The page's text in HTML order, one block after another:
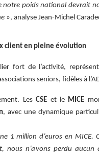
notre poids national devrait
», analyse Jean-Michel
client en pleine évolution
fort de l’activité,
seniors, fidèles à
LesCSE et le MICE
, avec une dynamique
1 million d’euros en MICE.
nous n’avons perdu aucun